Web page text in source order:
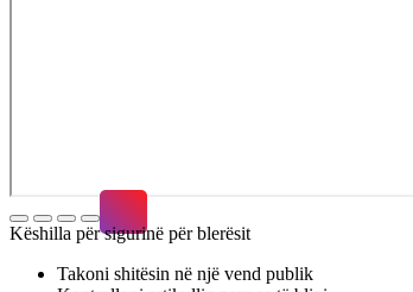
Këshilla për sigurinë për blerësit
Takoni shitësin në një vend publik